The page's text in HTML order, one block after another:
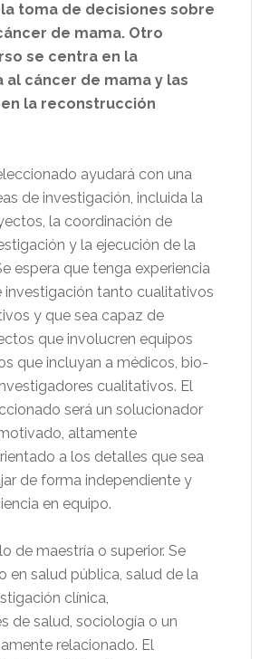
toma de decisiones sobre
de mama. Otro
se centra en la
al cáncer de mama y las
la reconstrucción
ayudará con una
de investigación, incluida la
la coordinación de
y la ejecución de la
espera que tenga experiencia
investigación tanto cualitativos
y que sea capaz de
que involucren equipos
que incluyan a médicos, bio-
cualitativos. El
será un solucionador
altamente
a los detalles que sea
de forma independiente y
en equipo.
de maestría o superior. Se
en salud pública, salud de la
clínica,
de salud, sociología o un
relacionado. El